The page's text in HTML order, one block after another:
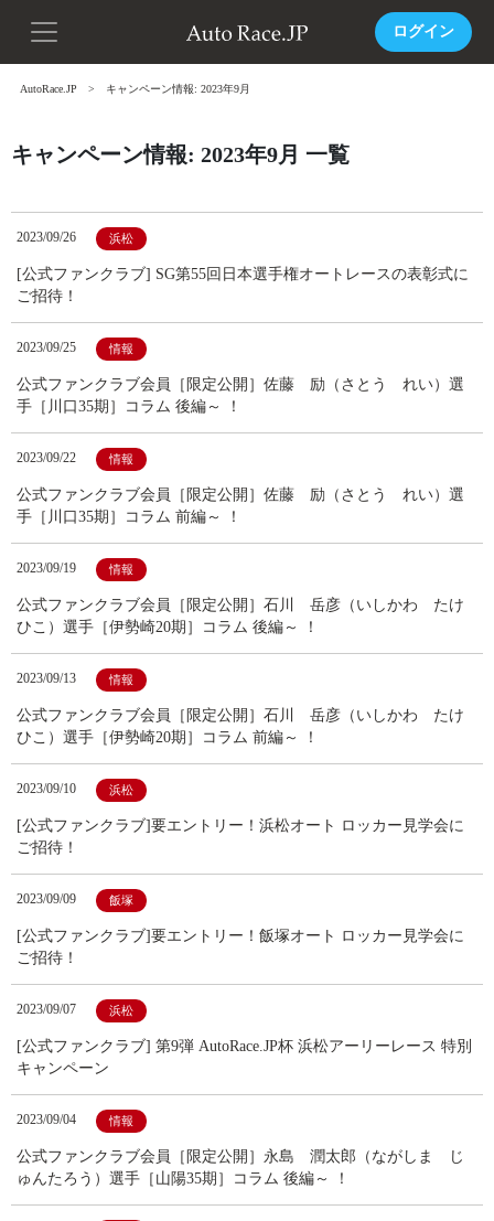
ログイン
AutoRace.JP キャンペーン情報: 2023年9月
キャンペーン情報: 2023年9月 一覧
2023/09/26 浜松
[公式ファンクラブ] SG第55回日本選手権オートレースの表彰式に
ご招待！
2023/09/25 情報
公式ファンクラブ会員［限定公開］佐藤 励（さとう れい）選
手［川口35期］コラム 後編～ ！
2023/09/22 情報
公式ファンクラブ会員［限定公開］佐藤 励（さとう れい）選
手［川口35期］コラム 前編～ ！
2023/09/19 情報
公式ファンクラブ会員［限定公開］石川 岳彦（いしかわ たけ
ひこ）選手［伊勢崎20期］コラム 後編～ ！
2023/09/13 情報
公式ファンクラブ会員［限定公開］石川 岳彦（いしかわ たけ
ひこ）選手［伊勢崎20期］コラム 前編～ ！
2023/09/10 浜松
[公式ファンクラブ]要エントリー！浜松オート ロッカー見学会に
ご招待！
2023/09/09 飯塚
[公式ファンクラブ]要エントリー！飯塚オート ロッカー見学会に
ご招待！
2023/09/07 浜松
[公式ファンクラブ] 第9弾 AutoRace.JP杯 浜松アーリーレース 特別
キャンペーン
2023/09/04 情報
公式ファンクラブ会員［限定公開］永島 潤太郎（ながしま じ
ゅんたろう）選手［山陽35期］コラム 後編～ ！